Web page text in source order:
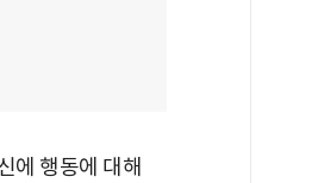
에 행동에 대해